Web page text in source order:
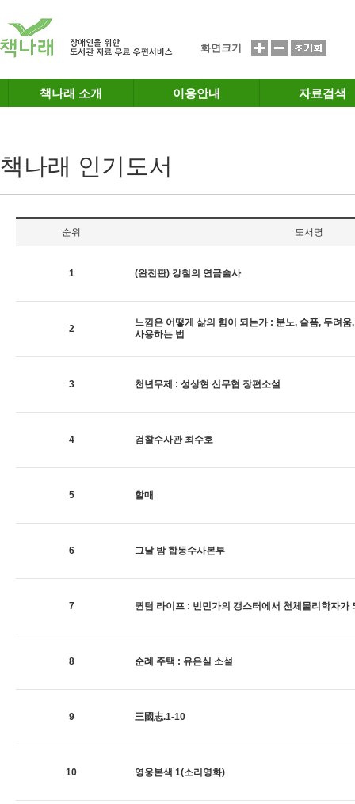
화면크기
책나래 소개 이용안내 자료검색
책나래 인기도서
순위 도서명
1 (완전판) 강철의 연금술사
2
느낌은 어떻게 삶의 힘이 되는가 : 분노, 슬픔, 두려
사용하는 법
3 천년무제 : 성상현 신무협 장편소설
4 검찰수사관 최수호
5 할매
6 그날 밤 합동수사본부
7 퀸텀 라이프 : 빈민가의 갱스터에서 천체물리학자가
8 순례 주택 : 유은실 소설
9 三國志.1-10
10 영웅본색 1(소리영화)